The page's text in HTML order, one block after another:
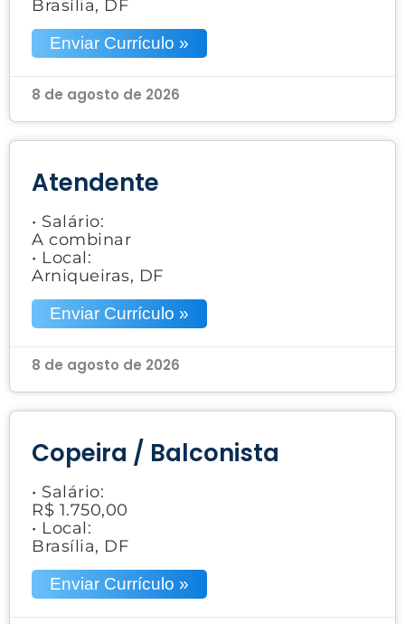
Brasília, DF
Enviar Currículo »
8 de agosto de 2026
Atendente
• Salário:
A combinar
• Local:
Arniqueiras, DF
Enviar Currículo »
8 de agosto de 2026
Copeira / Balconista
• Salário:
R$ 1.750,00
• Local:
Brasília, DF
Enviar Currículo »